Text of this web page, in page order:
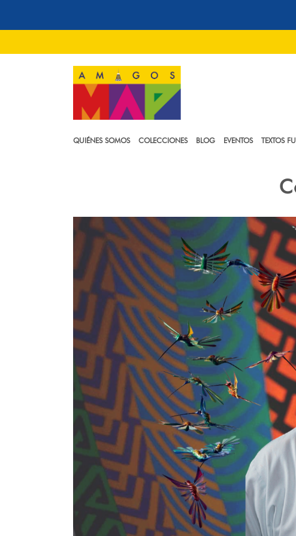
QUIÉNES SOMOS COLECCIONES BLOG EVENTOS TEXTOS